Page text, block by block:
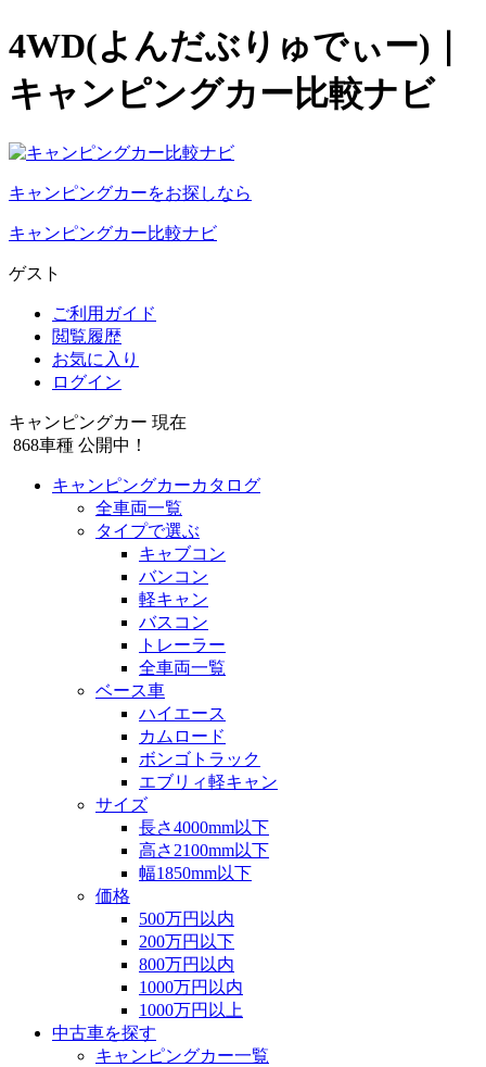
4WD(よんだぶりゅでぃー)｜
キャンピングカー比較ナビ
キャンピングカーをお探しなら
キャンピングカー比較ナビ
ゲスト
ご利用ガイド
閲覧履歴
お気に入り
ログイン
キャンピングカー 現在
868車種 公開中！
キャンピングカーカタログ
全車両一覧
タイプで選ぶ
キャブコン
バンコン
軽キャン
バスコン
トレーラー
全車両一覧
ベース車
ハイエース
カムロード
ボンゴトラック
エブリィ軽キャン
サイズ
長さ4000mm以下
高さ2100mm以下
幅1850mm以下
価格
500万円以内
200万円以下
800万円以内
1000万円以内
1000万円以上
中古車を探す
キャンピングカー一覧